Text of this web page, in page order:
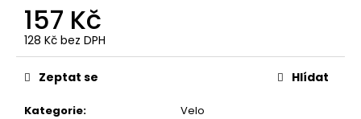
157 Kč
128 Kč bez DPH
Měrná
cena:
Kategorie:
Velo
Zeptat se Hlídat
D
o
p